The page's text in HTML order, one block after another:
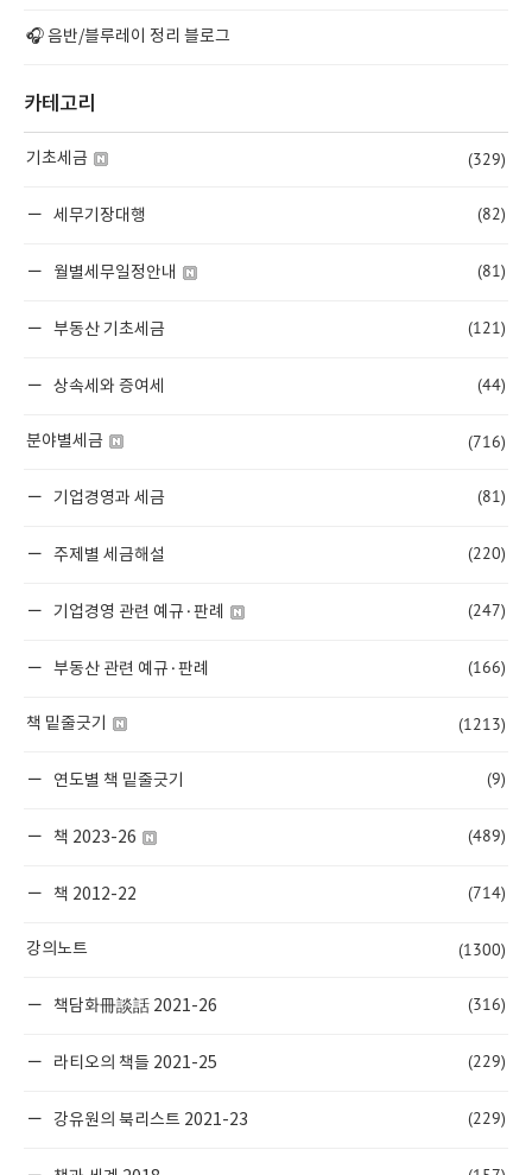
🎧 음반/블루레이 정리 블로그
카테고리
기초세금 (329)
세무기장대행 (82)
월별세무일정안내 (81)
부동산 기초세금 (121)
상속세와 증여세 (44)
분야별세금 (716)
기업경영과 세금 (81)
주제별 세금해설 (220)
기업경영 관련 예규·판례 (247)
부동산 관련 예규·판례 (166)
책 밑줄긋기 (1213)
연도별 책 밑줄긋기 (9)
책 2023-26 (489)
책 2012-22 (714)
강의노트 (1300)
책담화冊談話 2021-26 (316)
라티오의 책들 2021-25 (229)
강유원의 북리스트 2021-23 (229)